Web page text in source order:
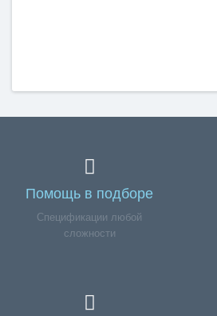
Помощь в подборе
Спецификации любой
сложности